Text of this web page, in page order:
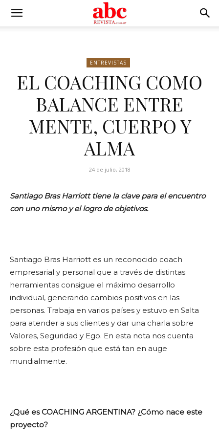
ENTREVISTAS
EL COACHING COMO
BALANCE ENTRE
MENTE, CUERPO Y
ALMA
24 de julio, 2018
Santiago Bras Harriott tiene la clave para el encuentro
con uno mismo y el logro de objetivos.
Santiago Bras Harriott es un reconocido coach
empresarial y personal que a través de distintas
herramientas consigue el máximo desarrollo
individual, generando cambios positivos en las
personas. Trabaja en varios países y estuvo en Salta
para atender a sus clientes y dar una charla sobre
Valores, Seguridad y Ego. En esta nota nos cuenta
sobre esta profesión que está tan en auge
mundialmente.
¿Qué es COACHING ARGENTINA? ¿Cómo nace este
proyecto?